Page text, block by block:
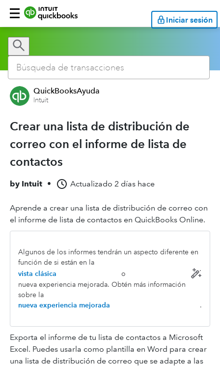
Iniciar sesión
QuickBooksAyuda
Intuit
Crear una lista de distribución de
correo con el informe de lista de
contactos
by Intuit • Actualizado 2 días hace
Aprende a crear una lista de distribución de correo con
el informe de lista de contactos en QuickBooks Online.
Algunos de los informes tendrán un aspecto diferente en
función de si están en la
vista clásica
o
nueva experiencia mejorada. Obtén más información
sobre la
nueva experiencia mejorada
.
Exporta el informe de tu lista de contactos a Microsoft
Excel. Puedes usarla como plantilla en Word para crear
una lista de distribución de correo que se adapte a las